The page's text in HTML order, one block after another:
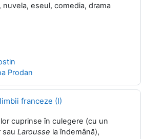
nuvela, eseul, comedia, drama
Prodan
franceze (I)
cuprinse în culegere (cu un
sau Larousse la îndemână),